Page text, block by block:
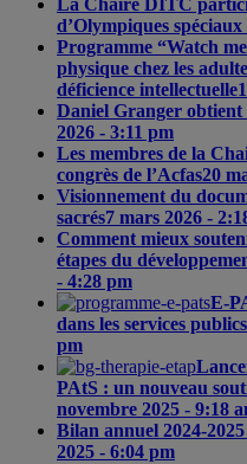
La Chaire DITC
d’Olympiques spéciaux
Programme “Watch
physique chez les
déficience intellectuelle
Daniel Granger
2026 - 3:11 pm
Les membres de la
congrès de l’Acfas20
Visionnement du
sacrés7 mars 2026 -
Comment mieux
étapes du
- 4:28 pm
E-
dans les services
pm
PAtS : un nouveau
novembre 2025 - 9:18
Bilan annuel 2024-
2025 - 6:04 pm